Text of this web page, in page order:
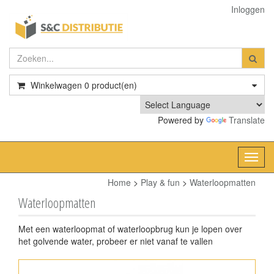
Inloggen
Winkelwagen 0 product(en)
Powered by Translate
Home > Play & fun > Waterloopmatten
Waterloopmatten
Met een waterloopmat of waterloopbrug kun je lopen over
het golvende water, probeer er niet vanaf te vallen